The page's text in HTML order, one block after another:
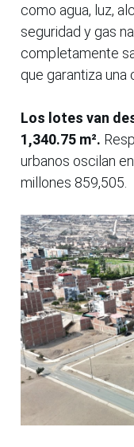
como agua, luz,
seguridad y gas
completamente
que garantiza una
Los lotes van
1,340.75 m².
urbanos oscilan
millones 859,505.